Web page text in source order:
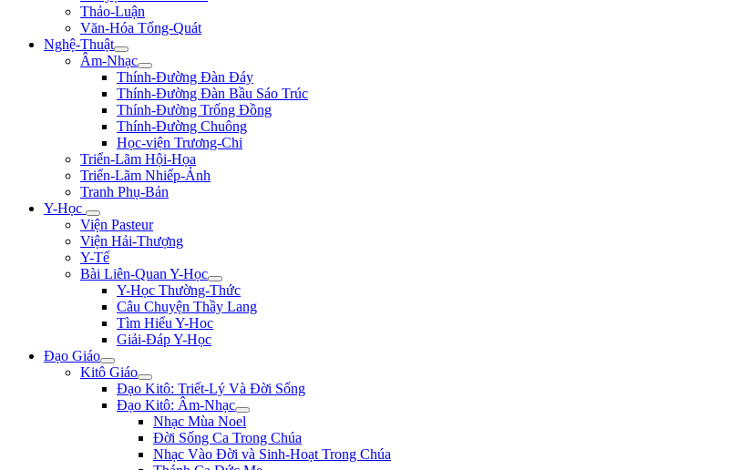
Thảo-Luận
Văn-Hóa Tổng-Quát
Nghệ-Thuật
Âm-Nhạc
Thính-Đường Đàn Đáy
Thính-Đường Đàn Bầu Sáo Trúc
Thính-Đường Trống Đồng
Thính-Đường Chuông
Học-viện Trương-Chi
Triển-Lãm Hội-Họa
Triển-Lãm Nhiếp-Ảnh
Tranh Phụ-Bản
Y-Học
Viện Pasteur
Viện Hải-Thượng
Y-Tế
Bài Liên-Quan Y-Học
Y-Học Thường-Thức
Câu Chuyện Thầy Lang
Tìm Hiểu Y-Hoc
Giải-Đáp Y-Học
Đạo Giáo
Kitô Giáo
Đạo Kitô: Triết-Lý Và Đời Sống
Đạo Kitô: Âm-Nhạc
Nhạc Mùa Noel
Đời Sống Ca Trong Chúa
Nhạc Vào Đời và Sinh-Hoạt Trong Chúa